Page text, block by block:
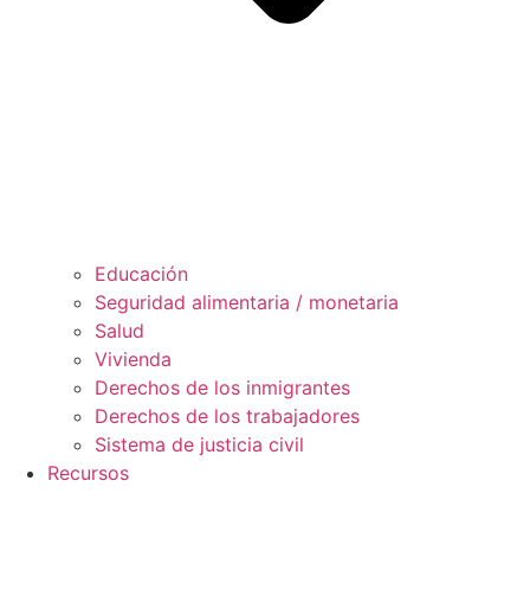
Educación
Seguridad alimentaria / monetaria
Salud
Vivienda
Derechos de los inmigrantes
Derechos de los trabajadores
Sistema de justicia civil
Recursos